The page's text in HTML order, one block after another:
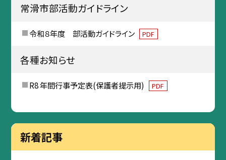
常滑市部活動ガイドライン
令和８年度 部活動ガイドライン PDF
各種お知らせ
R8 年間行事予定表(保護者提示用) PDF
新着記事